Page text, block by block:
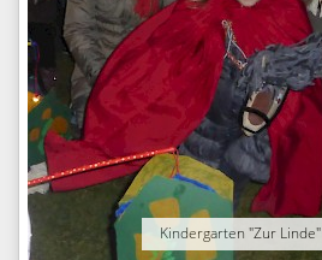
Kindergarten "Zur Linde"